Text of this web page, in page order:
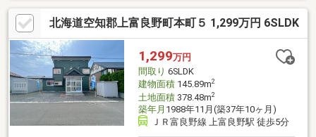
きで２台分の駐車スペースが確保され毎日のカーライフを支えま
す・お庭付きの敷地でガーデニングや季節ごとの趣味を楽しめま
す【周辺環境】・ＪＲ富良野線緑が丘駅まで徒歩４分と毎日の通
勤や外出にとても便利な立地です・旭川市立西御料地小学校まで
徒歩１７分の距離にあり通学を通じて体力が育ちます・旭川市立
緑が丘中学校までは徒歩２３分となっておりお友達との会話も弾
みます
北海道空知郡上富良野町本町５ 1,299万円 6SLDK
1,299万円
間取り 6SLDK
建物面積145.89m2
土地面積378.48m2
築年月 1988年11月(築37年10ヶ月)
ＪＲ富良野線 上富良野駅 徒歩5分